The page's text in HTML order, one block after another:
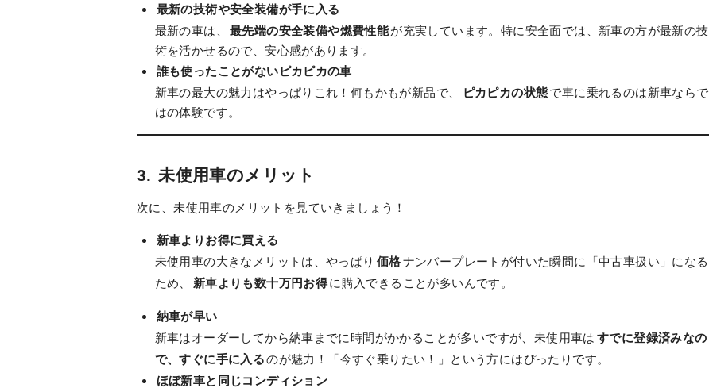
最新の技術や安全装備が手に入る
最新の車は、
最先端の安全装備や燃費性能が充実しています。特に安全面では、新車の方が最新の技
術を活かせるので、安心感があります。
誰も使ったことがないピカピカの車
新車の最大の魅力はやっぱりこれ！何もかもが新品で、
ピカピカの状態で車に乗れるのは新車ならで
はの体験です。
3. 未使用車のメリット
次に、未使用車のメリットを見ていきましょう！
新車よりお得に買える
未使用車の大きなメリットは、やっぱり 価格ナンバープレートが付いた瞬間に「中古車扱い」になる
ため、
新車よりも数十万円お得に購入できることが多いんです。
納車が早い
新車はオーダーしてから納車までに時間がかかることが多いですが、未使用車は すでに登録済みなの
で、すぐに手に入るのが魅力！「今すぐ乗りたい！」という方にはぴったりです。
ほぼ新車と同じコンディション